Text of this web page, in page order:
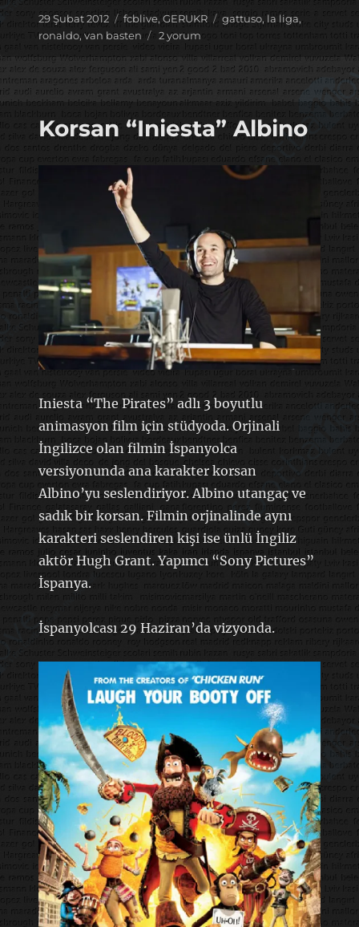
Yayın
tarihi
29 Şubat 2012 Kategoriler
fcblive, GERUKR Etiketler
gattuso, la liga,
ronaldo, van basten
Altın
Guti
için
2 yorum
Korsan “Iniesta” Albino
Iniesta “The Pirates” adlı 3 boyutlu
animasyon film için stüdyoda. Orjinali
İngilizce olan filmin İspanyolca
versiyonunda ana karakter korsan
Albino’yu seslendiriyor. Albino utangaç ve
sadık bir korsan. Filmin orjinalinde aynı
karakteri seslendiren kişi ise ünlü İngiliz
aktör Hugh Grant. Yapımcı “Sony Pictures”
İspanya.
İspanyolcası 29 Haziran’da vizyonda.